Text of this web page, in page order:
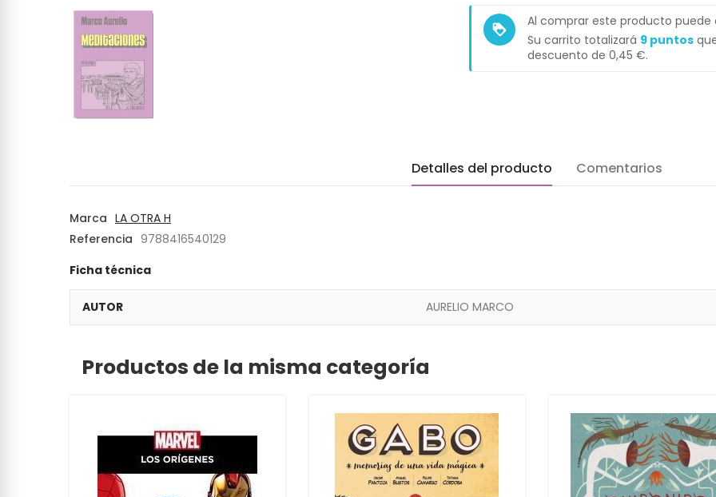
loyalty
Al comprar este producto puede
Su carrito totalizará 9 puntos
descuento de 0,45 €.
Detalles del producto Comentarios
Marca LA OTRA H
Referencia 9788416540129
Ficha técnica
AUTOR AURELIO MARCO
Productos de la misma categoría